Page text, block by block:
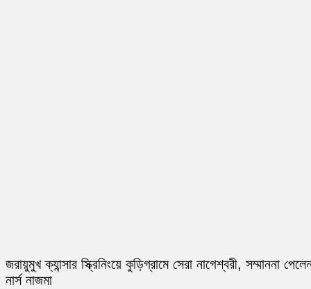
জরায়ুমুখ ক্যান্সার স্ক্রিনিংয়ে কুড়িগ্রামে সেরা নাগেশ্বরী, সম্মাননা
নার্স নাজমা